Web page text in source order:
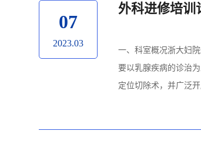
07
2023.03
外科进修培训
一、科室概况浙大妇
要以乳腺疾病的诊治
定位切除术，并广泛